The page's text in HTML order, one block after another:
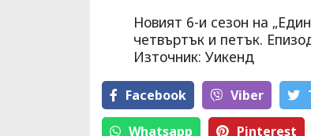
Новият 6-и сезон на
четвъртък и петък.
Източник: Уикенд
Facebook Viber
Whatsapp Pinterest